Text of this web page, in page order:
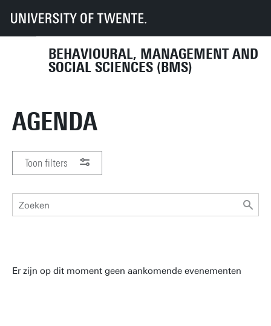
BEHAVIOURAL, MANAGEMENT AND
SOCIAL SCIENCES (BMS)
UT Faculteiten BMS Agenda
AGENDA
Toon filters
Er zijn op dit moment geen aankomende evenementen